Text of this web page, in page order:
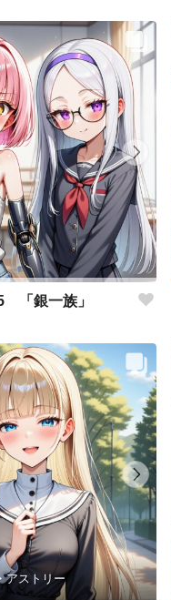
「銀一族」
アストリー